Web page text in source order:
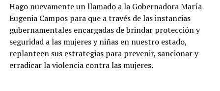
Hago nuevamente un llamado a la Gobernadora María
Eugenia Campos para que a través de las instancias
gubernamentales encargadas de brindar protección y
seguridad a las mujeres y niñas en nuestro estado,
replanteen sus estrategias para prevenir, sancionar y
erradicar la violencia contra las mujeres.